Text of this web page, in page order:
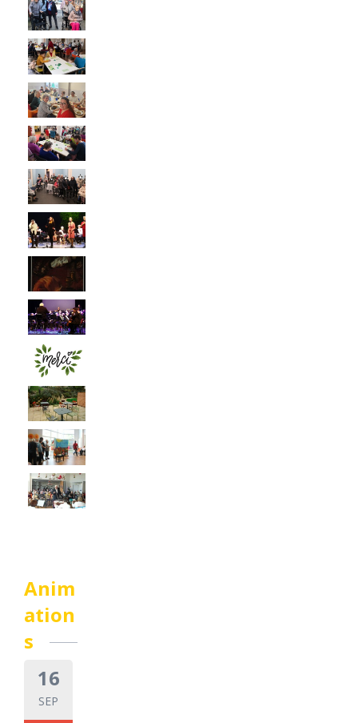
Anim
ation
s
16
SEP